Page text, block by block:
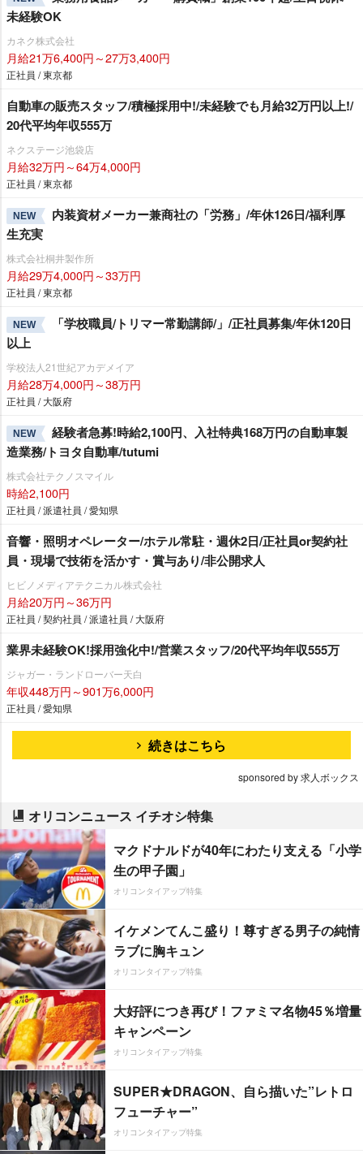
未経験OK
カネク株式会社
月給21万6,400円～27万3,400円
正社員 / 東京都
自動車の販売スタッフ/積極採用中!/未経験でも月給32万円以上!/
20代平均年収555万
ネクステージ池袋店
月給32万円～64万4,000円
正社員 / 東京都
NEW
内装資材メーカー兼商社の「労務」/年休126日/福利厚
生充実
株式会社桐井製作所
月給29万4,000円～33万円
正社員 / 東京都
NEW
「学校職員/トリマー常勤講師/」/正社員募集/年休120日
以上
学校法人21世紀アカデメイア
月給28万4,000円～38万円
正社員 / 大阪府
NEW
経験者急募!時給2,100円、入社特典168万円の自動車製
造業務/トヨタ自動車/tutumi
株式会社テクノスマイル
時給2,100円
正社員 / 派遣社員 / 愛知県
音響・照明オペレーター/ホテル常駐・週休2日/正社員or契約社
員・現場で技術を活かす・賞与あり/非公開求人
ヒビノメディアテクニカル株式会社
月給20万円～36万円
正社員 / 契約社員 / 派遣社員 / 大阪府
業界未経験OK!採用強化中!/営業スタッフ/20代平均年収555万
ジャガー・ランドローバー天白
年収448万円～901万6,000円
正社員 / 愛知県
続きはこちら
sponsored by 求人ボックス
オリコンニュース イチオシ特集
マクドナルドが40年にわたり支える「小学
生の甲子園」
オリコンタイアップ特集
イケメンてんこ盛り！尊すぎる男子の純情
ラブに胸キュン
オリコンタイアップ特集
大好評につき再び！ファミマ名物45％増量
キャンペーン
オリコンタイアップ特集
SUPER★DRAGON、自ら描いた”レトロ
フューチャー”
オリコンタイアップ特集